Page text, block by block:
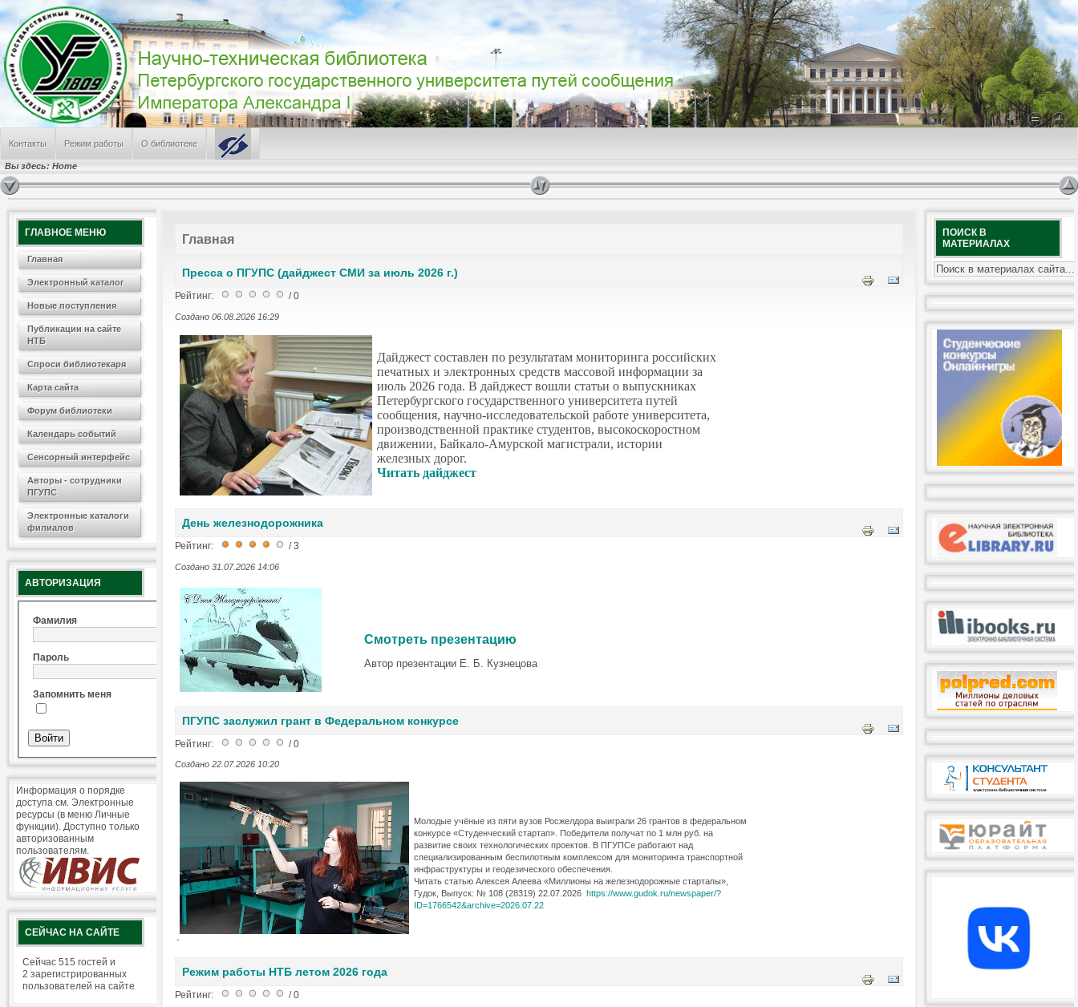
Контакты Режим работы О библиотеке
Вы здесь: Home
Пресса о ПГУПС (дайджест СМИ за июль 2026 г.)
День железнодорожника
ПГУПС заслужил грант в Федеральном конкурсе
Режим работы НТБ летом 2026 года
В поиске альма-матер
САМЫЕ ПОПУЛЯРНЫЕ
Режим работы отделов Научно-технической библиотеки
Электронные Ресурсы
Информация о библиотеке
Лабораторная работа по физике № 100
ГЛАВНОЕ МЕНЮ
Главная
Электронный каталог
Новые поступления
Публикации на сайте
НТБ
Спроси библиотекаря
Карта сайта
Форум библиотеки
Календарь событий
Сенсорный интерфейс
Авторы - сотрудники
ПГУПС
Электронные каталоги
филиалов
АВТОРИЗАЦИЯ
Фамилия
Пароль
Запомнить меня
Информация о порядке
доступа см. Электронные
ресурсы (в меню Личные
функции). Доступно только
авторизованным
пользователям.
СЕЙЧАС НА САЙТЕ
Сейчас 515 гостей и
2 зарегистрированных
пользователей на сайте
ПОИСК В
МАТЕРИАЛАХ
Главная
Пресса о ПГУПС (дайджест СМИ за июль 2026 г.)
Рейтинг: / 0
Создано 06.08.2026 16:29
Дайджест составлен по результатам мониторинга российских
печатных и электронных средств массовой информации за
июль 2026 года. В дайджест вошли статьи о выпускниках
Петербургского государственного университета путей
сообщения, научно-исследовательской работе университета,
производственной практике студентов, высокоскоростном
движении, Байкало-Амурской магистрали, истории
железных дорог.
Читать дайджест
День железнодорожника
Рейтинг: / 3
Создано 31.07.2026 14:06
Смотреть презентацию
Автор презентации Е. Б. Кузнецова
ПГУПС заслужил грант в Федеральном конкурсе
Рейтинг: / 0
Создано 22.07.2026 10:20
-
Молодые учёные из пяти вузов Росжелдора выиграли 26 грантов в федеральном
конкурсе «Студенческий стартап». Победители получат по 1 млн руб. на
развитие своих технологических проектов. В ПГУПСе работают над
специализированным беспилотным комплексом для мониторинга транспортной
инфраструктуры и геодезического обеспечения.
Читать статью Алексея Алеева «Миллионы на железнодорожные стартапы»,
Гудок, Выпуск: № 108 (28319) 22.07.2026 https://www.gudok.ru/newspaper/?
ID=1766542&archive=2026.07.22
Режим работы НТБ летом 2026 года
Рейтинг: / 0